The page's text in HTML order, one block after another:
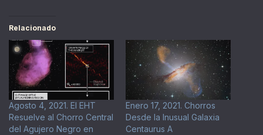
Relacionado
Agosto 4, 2021. El EHT
Resuelve al Chorro Central
del Agujero Negro en
Enero 17, 2021. Chorros
Desde la Inusual Galaxia
Centaurus A